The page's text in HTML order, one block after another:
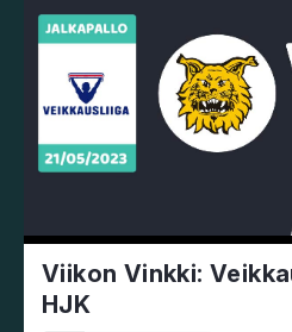
Viikon Vinkki:
HJK